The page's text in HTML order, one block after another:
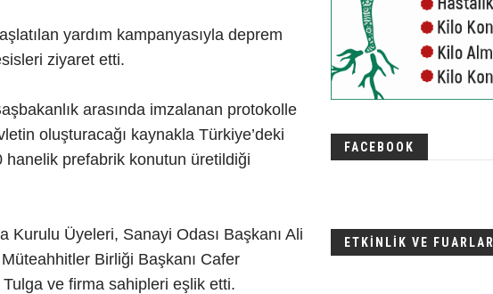
yardım kampanyasıyla deprem
ziyaret etti.
arasında imzalanan protokolle
oluşturacağı kaynakla Türkiye’deki
hanelik prefabrik konutun üretildiği
Kurulu Üyeleri, Sanayi Odası Başkanı Ali
Birliği Başkanı Cafer
ve firma sahipleri eşlik etti.
FACEBOOK
ETKİNLİK VE FUARLAR